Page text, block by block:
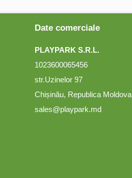
Date comerciale
PLAYPARK S.R.L.
1023600065456
str.Uzinelor 97
Chișinău, Republica Moldova
sales@playpark.md